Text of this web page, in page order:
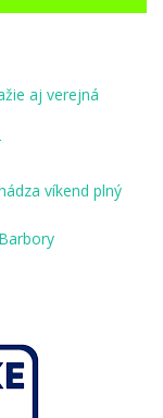
aj verejná
víkend plný